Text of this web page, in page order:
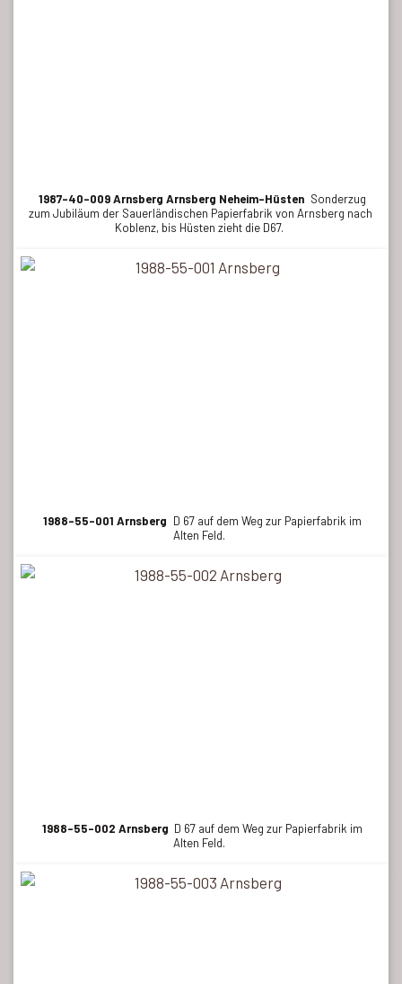
1987-40-009 Arnsberg Arnsberg Neheim-Hüsten Sonderzug
zum Jubiläum der Sauerländischen Papierfabrik von Arnsberg nach
Koblenz, bis Hüsten zieht die D67.
1988-55-001 Arnsberg D 67 auf dem Weg zur Papierfabrik im
Alten Feld.
1988-55-002 Arnsberg D 67 auf dem Weg zur Papierfabrik im
Alten Feld.